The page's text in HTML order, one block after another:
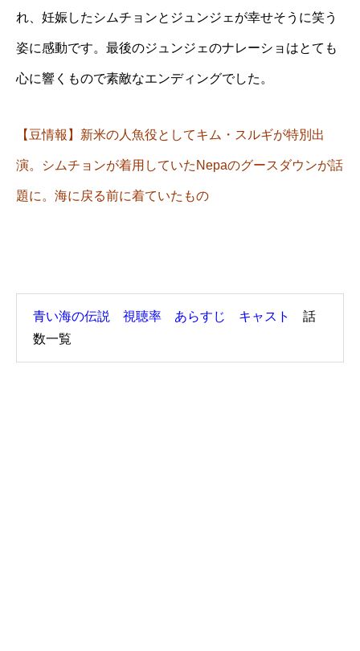
れ、妊娠したシムチョンとジュンジェが幸せそうに笑う
姿に感動です。最後のジュンジェのナレーショはとても
心に響くもので素敵なエンディングでした。
【豆情報】新米の人魚役としてキム・スルギが特別出
演。シムチョンが着用していたNepaのグースダウンが話
題に。海に戻る前に着ていたもの
青い海の伝説 視聴率 あらすじ キャスト
話
数一覧